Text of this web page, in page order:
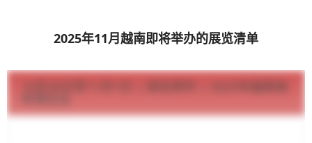
2025年11月越南即将举办的展览清单
10月30日至11月1日 | 胡志明市 | 2025年越南咖